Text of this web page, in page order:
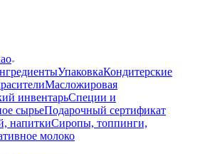
УпаковкаКондитерские
Масложировая
инвентарьСпеции и
сырьеПодарочный сертификат
напиткиСиропы, топпинги,
молоко